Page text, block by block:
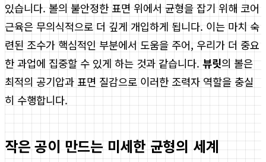
있습니다. 볼의 불안정한 표면 위에서 균형을 잡기 위해 코어
근육은 무의식적으로 더 깊게 개입하게 됩니다. 이는 마치 숙
련된 조수가 핵심적인 부분에서 도움을 주어, 우리가 더 중요
한 과업에 집중할 수 있게 하는 것과 같습니다. 뷰릿의 볼은
최적의 공기압과 표면 질감으로 이러한 조력자 역할을 충실
히 수행합니다.
작은 공이 만드는 미세한 균형의 세계